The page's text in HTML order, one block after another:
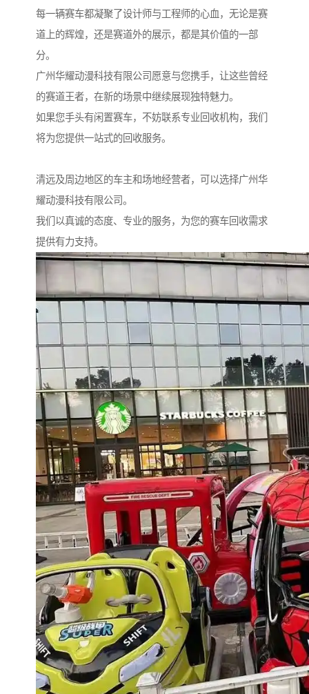
每一辆赛车都凝聚了设计师与工程师的心血，无论是赛
道上的辉煌，还是赛道外的展示，都是其价值的一部
分。
广州华耀动漫科技有限公司愿意与您携手，让这些曾经
的赛道王者，在新的场景中继续展现独特魅力。
如果您手头有闲置赛车，不妨联系专业回收机构，我们
将为您提供一站式的回收服务。
清远及周边地区的车主和场地经营者，可以选择广州华
耀动漫科技有限公司。
我们以真诚的态度、专业的服务，为您的赛车回收需求
提供有力支持。